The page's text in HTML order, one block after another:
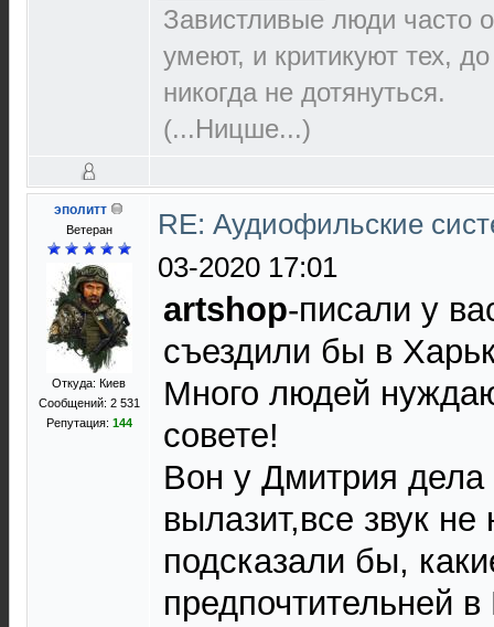
Завистливые люди часто
умеют, и критикуют тех,
никогда не дотянуться.
(...Ницше...)
эполитт
Ветеран
Откуда: Киев
Сообщений: 2 531
Репутация: 144
RE: Аудиофильские
03-2020 17:01
artshop-писали у
съездили бы в
Много людей
совете!
Вон у Дмитрия дела
вылазит,все звук
подсказали бы,
предпочтительней